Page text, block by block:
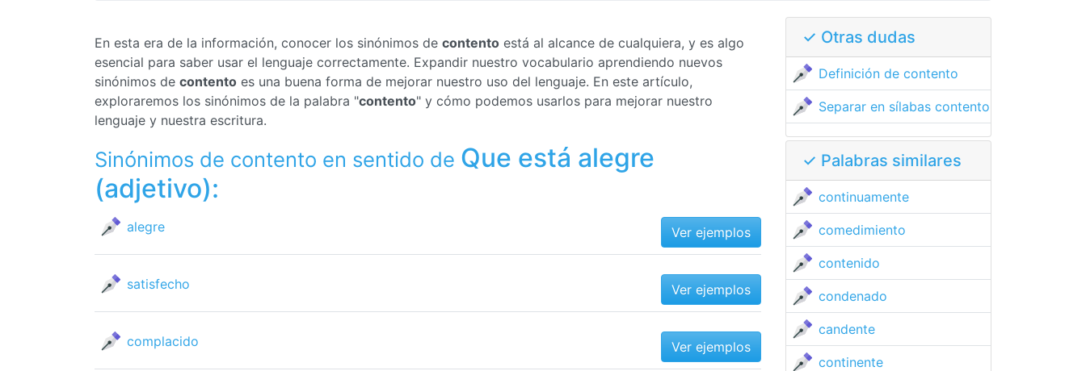
En esta era de la información, conocer los sinónimos de contento está al alcance de cualquiera, y es algo
esencial para saber usar el lenguaje correctamente. Expandir nuestro vocabulario aprendiendo nuevos
sinónimos de contento es una buena forma de mejorar nuestro uso del lenguaje. En este artículo,
exploraremos los sinónimos de la palabra "contento" y cómo podemos usarlos para mejorar nuestro
lenguaje y nuestra escritura.
Sinónimos de contento en sentido de Que está alegre
(adjetivo):
alegre Ver ejemplos
satisfecho Ver ejemplos
complacido Ver ejemplos
✓ Otras dudas
Definición de contento
Separar en sílabas contento
✓ Palabras similares
continuamente
comedimiento
contenido
condenado
candente
continente